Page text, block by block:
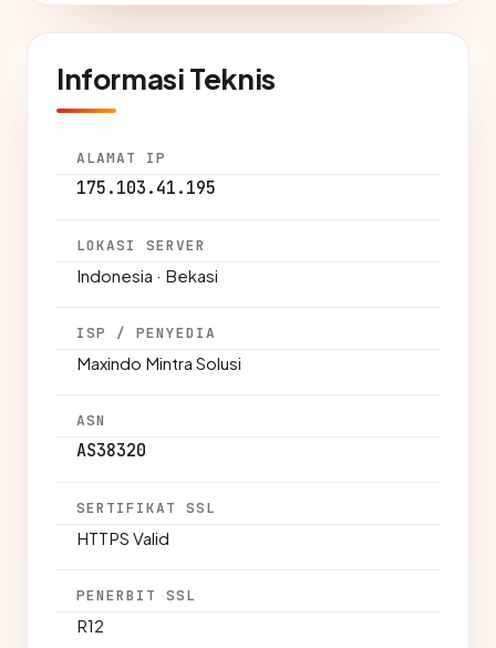
Informasi Teknis
ALAMAT IP
175.103.41.195
LOKASI SERVER
Indonesia · Bekasi
ISP / PENYEDIA
Maxindo Mintra Solusi
ASN
AS38320
SERTIFIKAT SSL
HTTPS Valid
PENERBIT SSL
R12